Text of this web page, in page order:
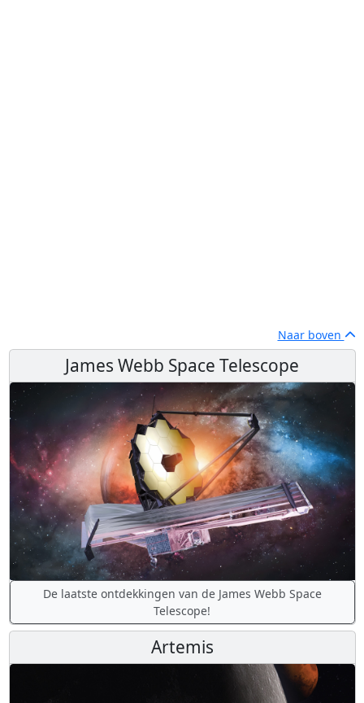
Naar boven
James Webb Space Telescope
De laatste ontdekkingen van de James Webb Space
Telescope!
Artemis